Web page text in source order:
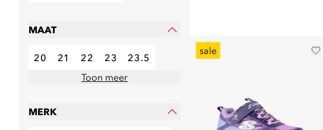
MAAT
20 21 22 23
23.5
Toon meer
MERK
sale